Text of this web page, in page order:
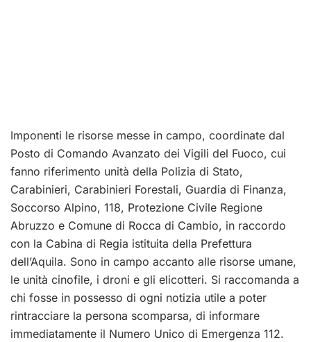
Imponenti le risorse messe in campo, coordinate dal
Posto di Comando Avanzato dei Vigili del Fuoco, cui
fanno riferimento unità della Polizia di Stato,
Carabinieri, Carabinieri Forestali, Guardia di Finanza,
Soccorso Alpino, 118, Protezione Civile Regione
Abruzzo e Comune di Rocca di Cambio, in raccordo
con la Cabina di Regia istituita della Prefettura
dell’Aquila. Sono in campo accanto alle risorse umane,
le unità cinofile, i droni e gli elicotteri. Si raccomanda a
chi fosse in possesso di ogni notizia utile a poter
rintracciare la persona scomparsa, di informare
immediatamente il Numero Unico di Emergenza 112.